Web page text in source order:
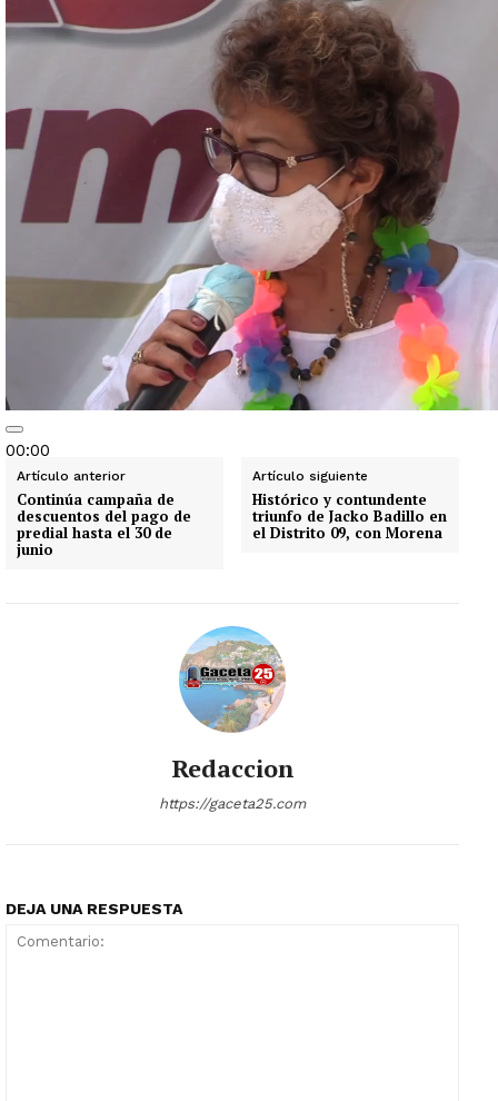
00:00
00:00
01:52
Artículo anterior
Continúa campaña de
descuentos del pago de
predial hasta el 30 de
junio
Artículo siguiente
Histórico y contundente
triunfo de Jacko Badillo en
el Distrito 09, con Morena
Redaccion
https://gaceta25.com
DEJA UNA RESPUESTA